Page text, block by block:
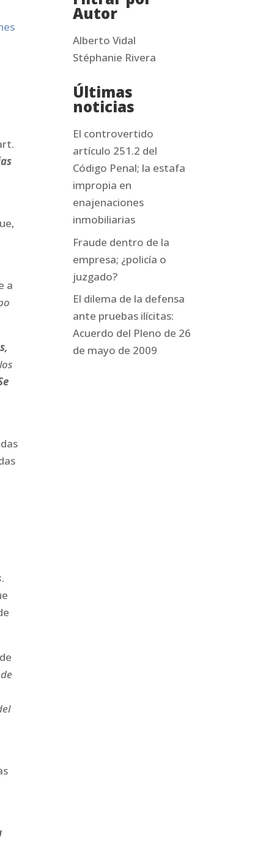
a
.
Autor
Alberto Vidal
Stéphanie Rivera
Últimas
noticias
El controvertido
artículo 251.2 del
Código Penal; la estafa
impropia en
enajenaciones
inmobiliarias
Fraude dentro de la
empresa; ¿policía o
juzgado?
El dilema de la defensa
ante pruebas ilícitas:
Acuerdo del Pleno de 26
de mayo de 2009